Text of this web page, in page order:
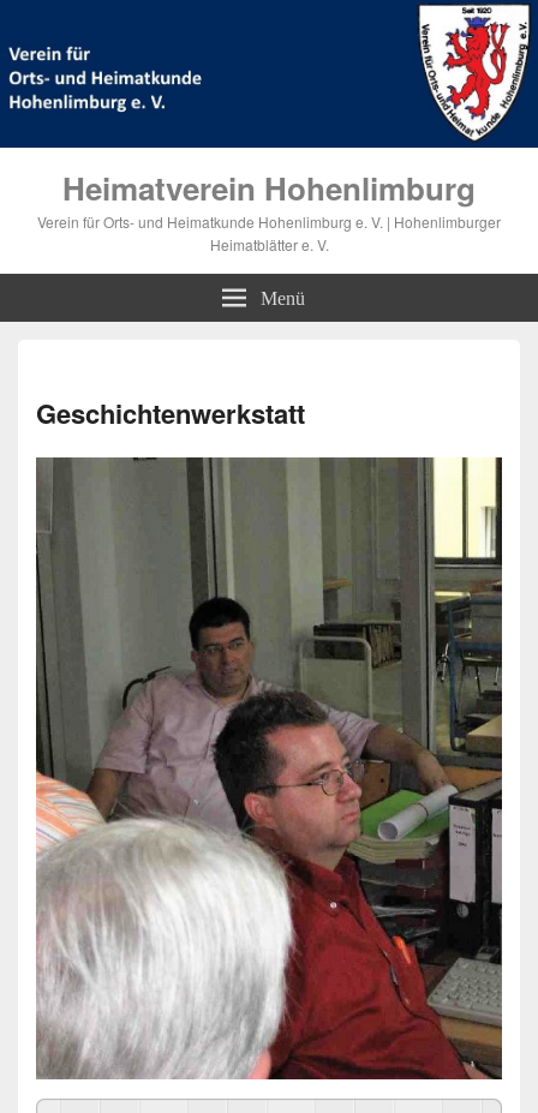
Heimatverein Hohenlimburg
Verein für Orts- und Heimatkunde Hohenlimburg e. V. | Hohenlimburger
Heimatblätter e. V.
Menü
Geschichtenwerkstatt